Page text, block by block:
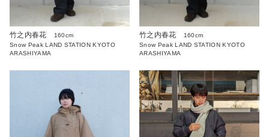
竹之内春花
160cm
Snow Peak LAND STATION KYOTO
ARASHIYAMA
竹之内春花
160cm
Snow Peak LAND STATION KYOTO
ARASHIYAMA